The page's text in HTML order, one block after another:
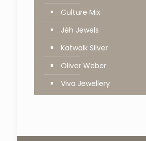
Culture Mix
Jéh Jewels
Katwalk Silver
Oliver Weber
Viva Jewellery